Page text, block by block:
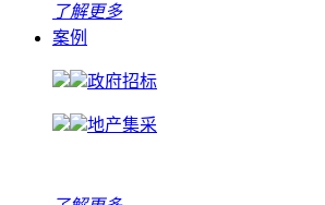
了解更多
案例
政府招标
地产集采